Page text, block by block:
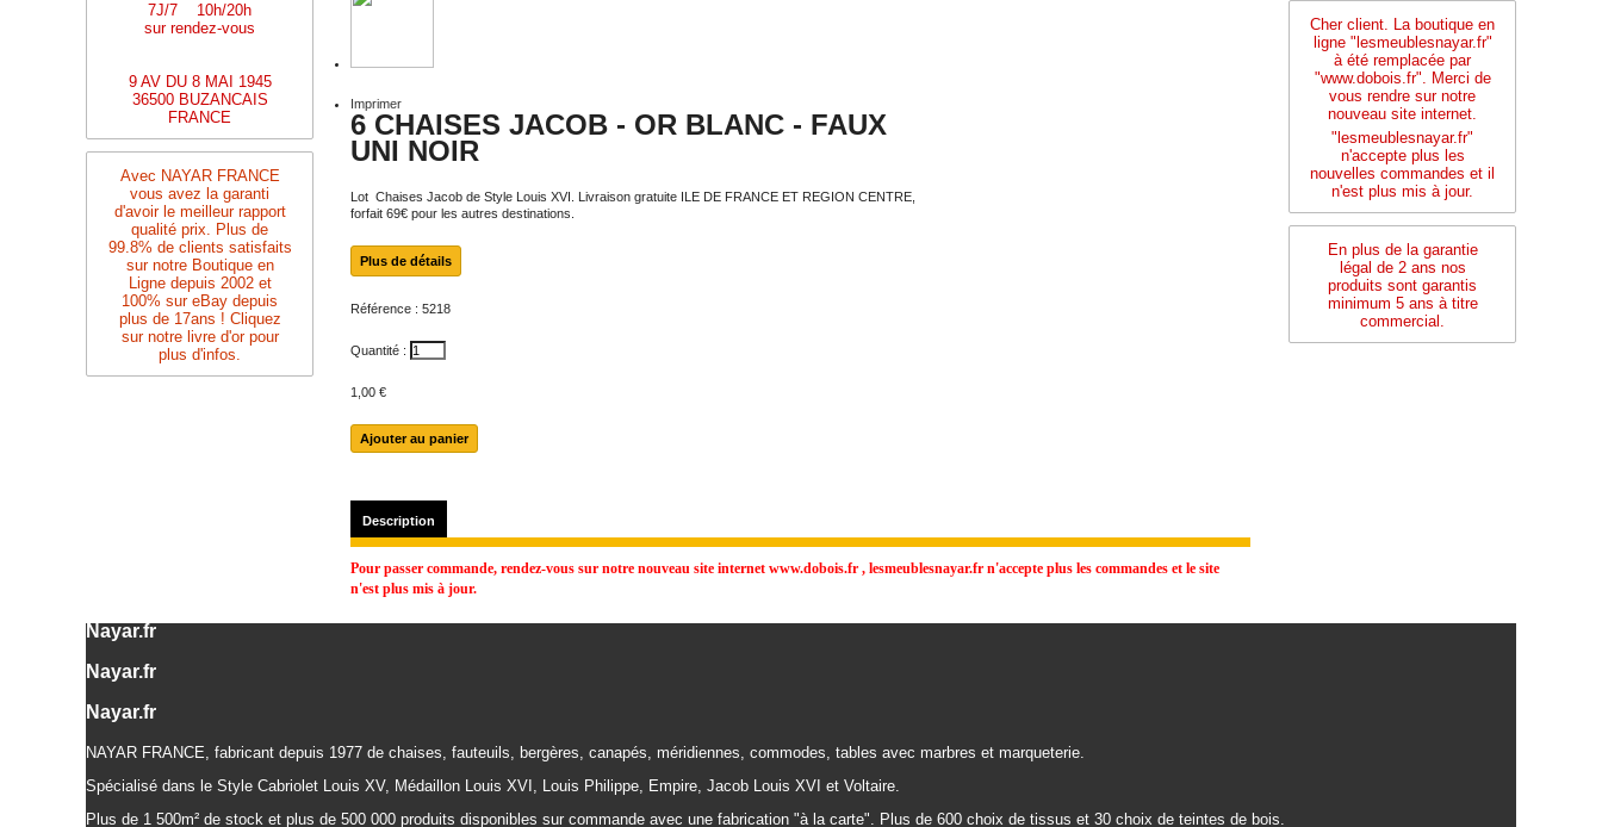
7J/7 10h/20h
sur rendez-vous
9 AV DU 8 MAI 1945
36500 BUZANCAIS
FRANCE
Avec NAYAR FRANCE
vous avez la garanti
d'avoir le meilleur rapport
qualité prix. Plus de
99.8% de clients satisfaits
sur notre Boutique en
Ligne depuis 2002 et
100% sur eBay depuis
plus de 17ans ! Cliquez
sur notre livre d'or pour
plus d'infos.
Imprimer
6 CHAISES JACOB - OR BLANC - FAUX
UNI NOIR
Lot Chaises Jacob de Style Louis XVI. Livraison gratuite ILE DE FRANCE ET REGION CENTRE,
forfait 69€ pour les autres destinations.
Plus de détails
Référence : 5218
Quantité :
1,00 €
Description
Pour passer commande, rendez-vous sur notre nouveau site internet www.dobois.fr , lesmeublesnayar.fr n'accepte plus les commandes et le site
n'est plus mis à jour.
Cher client. La boutique en
ligne "lesmeublesnayar.fr"
à été remplacée par
"www.dobois.fr". Merci de
vous rendre sur notre
nouveau site internet.
"lesmeublesnayar.fr"
n'accepte plus les
nouvelles commandes et il
n'est plus mis à jour.
En plus de la garantie
légal de 2 ans nos
produits sont garantis
minimum 5 ans à titre
commercial.
Nayar.fr
Nayar.fr
Nayar.fr
NAYAR FRANCE, fabricant depuis 1977 de chaises, fauteuils, bergères, canapés, méridiennes, commodes, tables avec marbres et marqueterie.
Spécialisé dans le Style Cabriolet Louis XV, Médaillon Louis XVI, Louis Philippe, Empire, Jacob Louis XVI et Voltaire.
Plus de 1 500m² de stock et plus de 500 000 produits disponibles sur commande avec une fabrication "à la carte". Plus de 600 choix de tissus et 30 choix de teintes de bois.